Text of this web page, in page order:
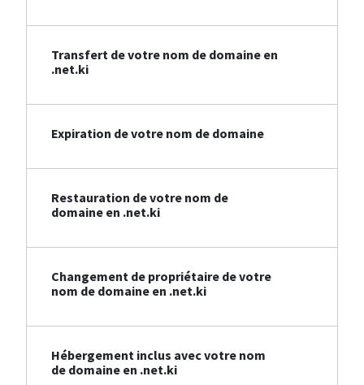
Transfert de votre nom de domaine en
.net.ki
Expiration de votre nom de domaine
Restauration de votre nom de
domaine en .net.ki
Changement de propriétaire de votre
nom de domaine en .net.ki
Hébergement inclus avec votre nom
de domaine en .net.ki